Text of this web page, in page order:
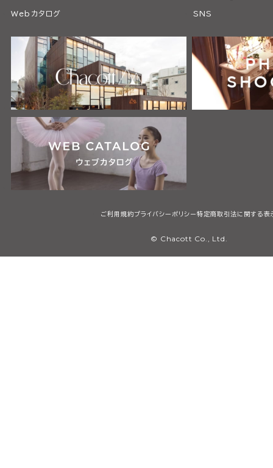
Webカタログ SNS
ご利用規約プライバシーポリシー特定商取引法に関する表
© Chacott Co., Ltd.